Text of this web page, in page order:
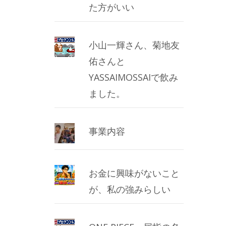
た方がいい
小山一輝さん、菊地友
佑さんと
YASSAIMOSSAIで飲み
ました。
事業内容
お金に興味がないこと
が、私の強みらしい